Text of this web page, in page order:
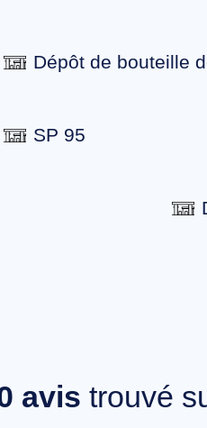
Dépôt de bouteille
SP 95
avis trouvé